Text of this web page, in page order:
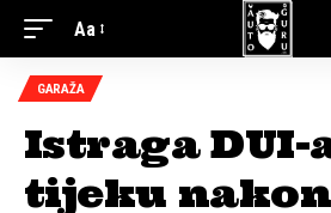
Aa
GARAŽA
Istraga DUI-
tijeku nakon